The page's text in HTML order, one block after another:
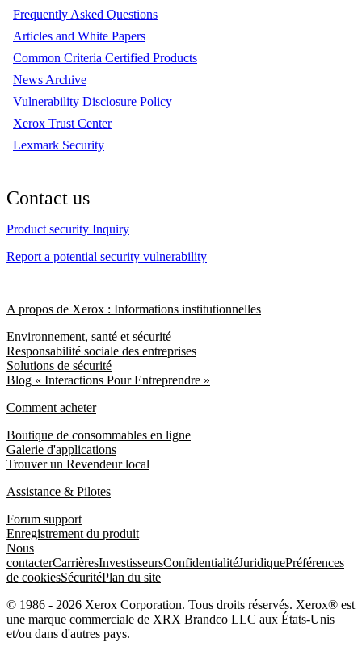
Frequently Asked Questions
Articles and White Papers
Common Criteria Certified Products
News Archive
Vulnerability Disclosure Policy
Xerox Trust Center
Lexmark Security
Contact us
Product security Inquiry
Report a potential security vulnerability
A propos de Xerox : Informations institutionnelles
Environnement, santé et sécurité
Responsabilité sociale des entreprises
Solutions de sécurité
Blog « Interactions Pour Entreprendre »
Comment acheter
Boutique de consommables en ligne
Galerie d'applications
Trouver un Revendeur local
Assistance & Pilotes
Forum support
Enregistrement du produit
Nous
contacterCarrièresInvestisseursConfidentialitéJuridiquePréférences
de cookiesSécuritéPlan du site
© 1986 - 2026 Xerox Corporation. Tous droits réservés. Xerox® est
une marque commerciale de XRX Brandco LLC aux États-Unis
et/ou dans d'autres pays.